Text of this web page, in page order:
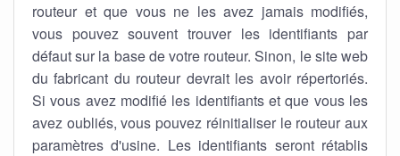
routeur et que vous ne les avez jamais modifiés,
vous pouvez souvent trouver les identifiants par
défaut sur la base de votre routeur. Sinon, le site web
du fabricant du routeur devrait les avoir répertoriés.
Si vous avez modifié les identifiants et que vous les
avez oubliés, vous pouvez réinitialiser le routeur aux
paramètres d'usine. Les identifiants seront rétablis